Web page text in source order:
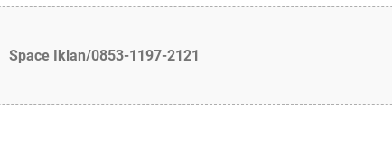
Space Iklan/0853-1197-2121